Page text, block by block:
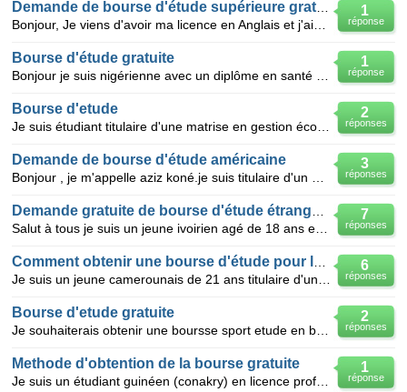
1
réponse
1
réponse
Bourse d'étude gratuite
2
réponses
Bourse d'etude
3
réponses
Demande de bourse d'étude américaine
7
réponses
6
réponses
2
réponses
Bourse d'etude gratuite
1
réponse
Methode d'obtention de la bourse gratuite